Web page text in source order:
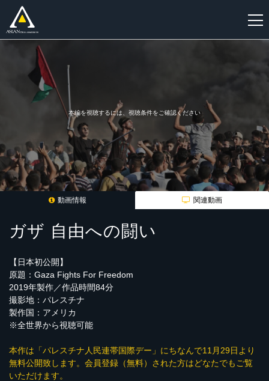
本編を視聴するには、視聴条件をご確認ください
動画情報 関連動画
ガザ 自由への闘い
【日本初公開】
原題：Gaza Fights For Freedom
2019年製作／作品時間84分
撮影地：パレスチナ
製作国：アメリカ
※全世界から視聴可能
本作は「パレスチナ人民連帯国際デー」にちなんで11月29日より
無料公開致します。会員登録（無料）された方はどなたでもご覧
いただけます。